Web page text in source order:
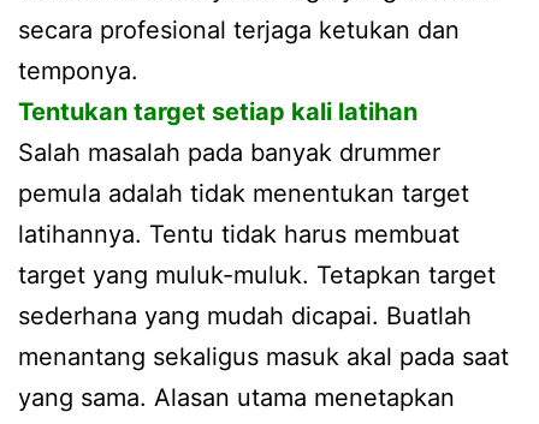
secara profesional terjaga ketukan dan
temponya.
Tentukan target setiap kali latihan
Salah masalah pada banyak drummer
pemula adalah tidak menentukan target
latihannya. Tentu tidak harus membuat
target yang muluk-muluk. Tetapkan target
sederhana yang mudah dicapai. Buatlah
menantang sekaligus masuk akal pada saat
yang sama. Alasan utama menetapkan